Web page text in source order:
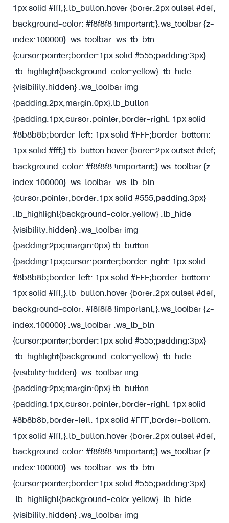
1px solid #fff;}.tb_button.hover {borer:2px outset #def;
background-color: #f8f8f8 !important;}.ws_toolbar {z-
index:100000} .ws_toolbar .ws_tb_btn
{cursor:pointer;border:1px solid #555;padding:3px}
.tb_highlight{background-color:yellow} .tb_hide
{visibility:hidden} .ws_toolbar img
{padding:2px;margin:0px}.tb_button
{padding:1px;cursor:pointer;border-right: 1px solid
#8b8b8b;border-left: 1px solid #FFF;border-bottom:
1px solid #fff;}.tb_button.hover {borer:2px outset #def;
background-color: #f8f8f8 !important;}.ws_toolbar {z-
index:100000} .ws_toolbar .ws_tb_btn
{cursor:pointer;border:1px solid #555;padding:3px}
.tb_highlight{background-color:yellow} .tb_hide
{visibility:hidden} .ws_toolbar img
{padding:2px;margin:0px}.tb_button
{padding:1px;cursor:pointer;border-right: 1px solid
#8b8b8b;border-left: 1px solid #FFF;border-bottom:
1px solid #fff;}.tb_button.hover {borer:2px outset #def;
background-color: #f8f8f8 !important;}.ws_toolbar {z-
index:100000} .ws_toolbar .ws_tb_btn
{cursor:pointer;border:1px solid #555;padding:3px}
.tb_highlight{background-color:yellow} .tb_hide
{visibility:hidden} .ws_toolbar img
{padding:2px;margin:0px}.tb_button
{padding:1px;cursor:pointer;border-right: 1px solid
#8b8b8b;border-left: 1px solid #FFF;border-bottom:
1px solid #fff;}.tb_button.hover {borer:2px outset #def;
background-color: #f8f8f8 !important;}.ws_toolbar {z-
index:100000} .ws_toolbar .ws_tb_btn
{cursor:pointer;border:1px solid #555;padding:3px}
.tb_highlight{background-color:yellow} .tb_hide
{visibility:hidden} .ws_toolbar img